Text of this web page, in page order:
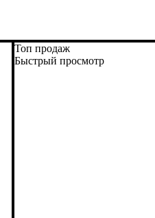
Топ продаж
Быстрый просмотр